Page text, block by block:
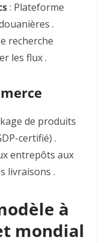
: Plateforme
.
recherche
les flux .
de produits
certifié) .
entrepôts aux
livraisons .
à
mondial